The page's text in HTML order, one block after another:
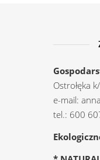
Ostrołęka
e-mail:
tel.: 600